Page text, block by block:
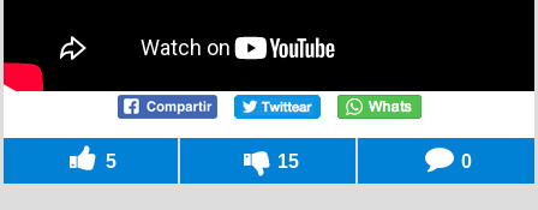
5 15 0